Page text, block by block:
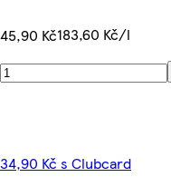
45,90 Kč183,60 Kč/l
34,90 Kč s Clubcard